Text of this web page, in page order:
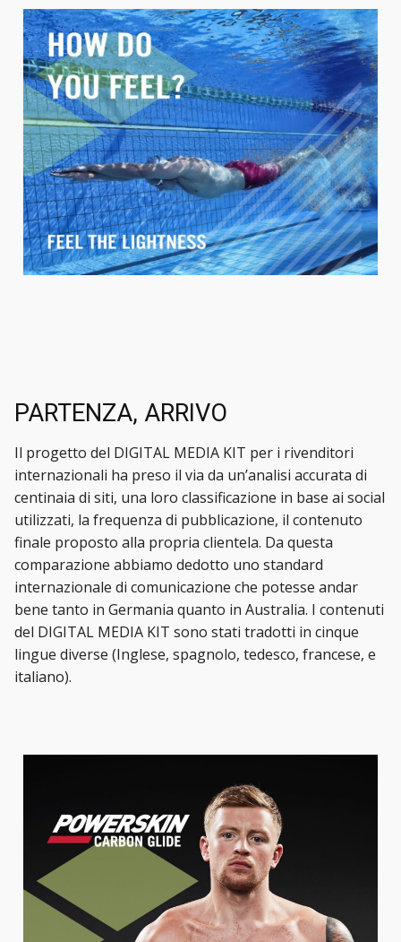
PARTENZA, ARRIVO
Il progetto del DIGITAL MEDIA KIT per i rivenditori
internazionali ha preso il via da un’analisi accurata di
centinaia di siti, una loro classificazione in base ai social
utilizzati, la frequenza di pubblicazione, il contenuto
finale proposto alla propria clientela. Da questa
comparazione abbiamo dedotto uno standard
internazionale di comunicazione che potesse andar
bene tanto in Germania quanto in Australia. I contenuti
del DIGITAL MEDIA KIT sono stati tradotti in cinque
lingue diverse (Inglese, spagnolo, tedesco, francese, e
italiano).